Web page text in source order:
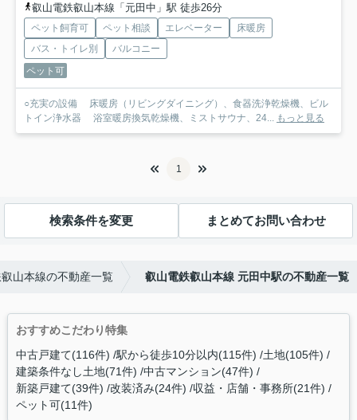
叡山電鉄叡山本線「元田中」駅 徒歩26分
ペット飼育可 ペット相談 エレベーター
床暖房
バス・トイレ別
バルコニー
ペット可
○充実の設備 床暖房（リビングダイニング）、食器洗浄乾燥機、ビル
トイン浄水器 浴室暖房換気乾燥機、ミストサウナ、24...
もっと見る
1
検索条件を変更 まとめてお問い合わせ
山本線の不動産一覧 叡山電鉄叡山本線 元田中駅の不動産一覧
おすすめこだわり特集
中古戸建て(116件) 駅から徒歩10分以内(115件) 土地(105件)
建築条件なし土地(71件) 中古マンション(47件)
新築戸建て(39件) 改装済み(24件) 収益・店舗・事務所(21件)
ペット可(11件)